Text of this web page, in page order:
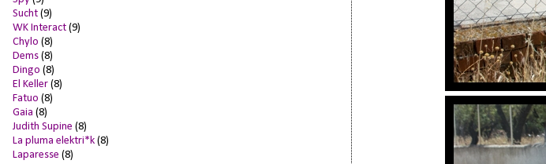
Sucht (9)
WK Interact (9)
Chylo (8)
Dems (8)
Dingo (8)
El Keller (8)
Fatuo (8)
Gaia (8)
Judith Supine (8)
La pluma elektri*k (8)
Laparesse (8)